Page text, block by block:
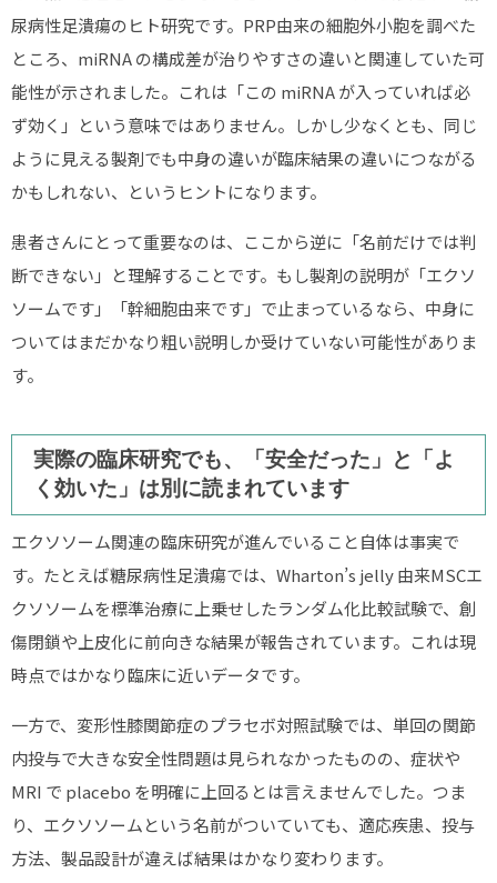
尿病性足潰瘍のヒト研究です。PRP由来の細胞外小胞を調べた
ところ、miRNA の構成差が治りやすさの違いと関連していた可
能性が示されました。これは「この miRNA が入っていれば必
ず効く」という意味ではありません。しかし少なくとも、同じ
ように見える製剤でも中身の違いが臨床結果の違いにつながる
かもしれない、というヒントになります。
患者さんにとって重要なのは、ここから逆に「名前だけでは判
断できない」と理解することです。もし製剤の説明が「エクソ
ソームです」「幹細胞由来です」で止まっているなら、中身に
ついてはまだかなり粗い説明しか受けていない可能性がありま
す。
実際の臨床研究でも、「安全だった」と「よ
く効いた」は別に読まれています
エクソソーム関連の臨床研究が進んでいること自体は事実で
す。たとえば糖尿病性足潰瘍では、Wharton’s jelly 由来MSCエ
クソソームを標準治療に上乗せしたランダム化比較試験で、創
傷閉鎖や上皮化に前向きな結果が報告されています。これは現
時点ではかなり臨床に近いデータです。
一方で、変形性膝関節症のプラセボ対照試験では、単回の関節
内投与で大きな安全性問題は見られなかったものの、症状や
MRI で placebo を明確に上回るとは言えませんでした。つま
り、エクソソームという名前がついていても、適応疾患、投与
方法、製品設計が違えば結果はかなり変わります。